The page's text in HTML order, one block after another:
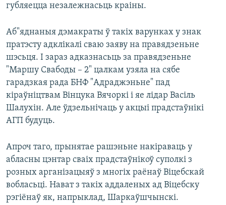
губляецца незалежнасьць краіны.
Аб"яднаныя дэмакраты ў такіх варунках у знак
пратэсту адклікалі сваю заяву на правядзеньне
шэсьця. І зараз адказнасьць за правядзеньне
"Маршу Свабоды – 2" цалкам узяла на сябе
гарадзкая рада БНФ "Адраджэньне" пад
кіраўніцтвам Вінцука Вячоркі і яе лідар Васіль
Шалухін. Але ўдзельнічаць у акцыі прадстаўнікі
АГП будуць.
Апроч таго, прынятае рашэньне накіраваць у
абласны цэнтар сваіх прадстаўнікоў суполкі з
розных арганізацыяў з многіх раёнаў Віцебскай
вобласьці. Нават з такіх аддаленых ад Віцебску
рэгіёнаў як, напрыклад, Шаркаўшчынскі.